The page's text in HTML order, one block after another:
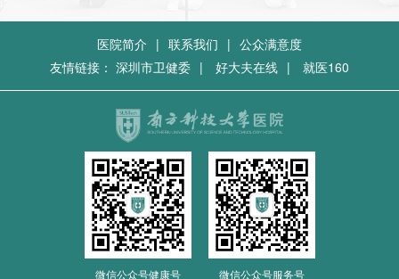
医院简介 | 联系我们 | 公众满意度
友情链接： 深圳市卫健委 | 好大夫在线 | 就医160
微信公众号健康号 微信公众号服务号